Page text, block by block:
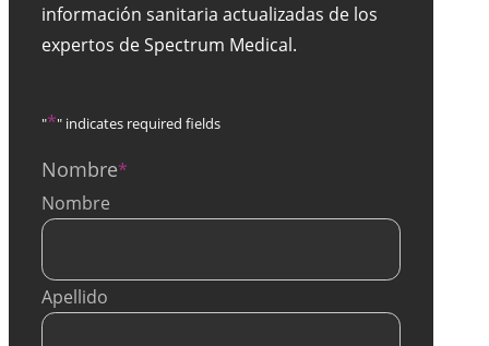
información sanitaria actualizadas de los
expertos de Spectrum Medical.
"*" indicates required fields
Nombre*
Nombre
Apellido